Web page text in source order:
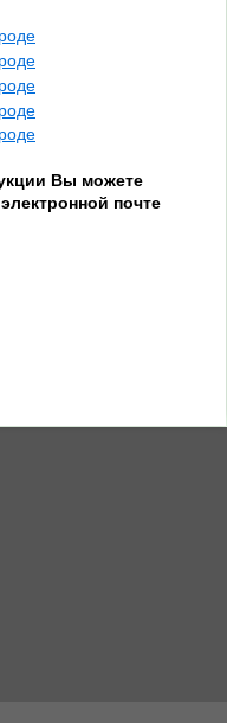
Вы можете
почте